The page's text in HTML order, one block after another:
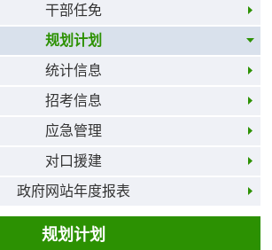
干部任免
规划计划
统计信息
招考信息
应急管理
对口援建
政府网站年度报表
规划计划